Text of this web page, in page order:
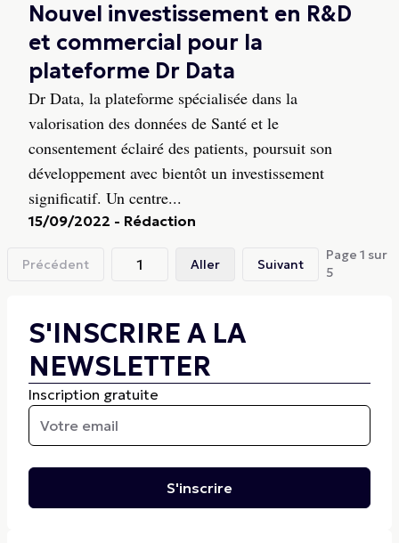
Nouvel investissement en R&D
et commercial pour la
plateforme Dr Data
Dr Data, la plateforme spécialisée dans la
valorisation des données de Santé et le
consentement éclairé des patients, poursuit son
développement avec bientôt un investissement
significatif. Un centre...
15/09/2022 - Rédaction
Précédent Aller Suivant
Page 1 sur
5
S'INSCRIRE A LA
NEWSLETTER
Inscription gratuite
S'inscrire